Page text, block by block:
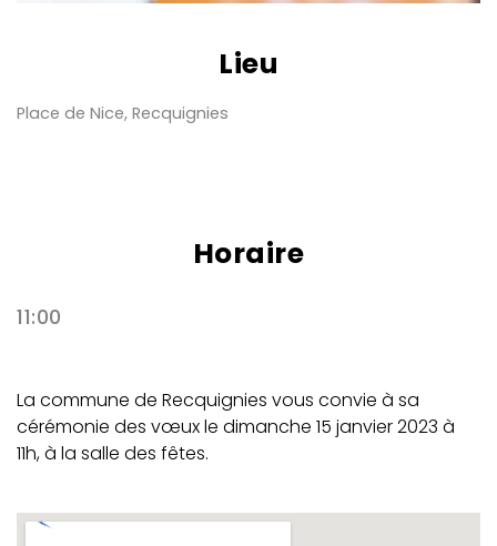
Lieu
Place de Nice, Recquignies
Horaire
11:00
La commune de Recquignies vous convie à sa
cérémonie des vœux le dimanche 15 janvier 2023 à
11h, à la salle des fêtes.